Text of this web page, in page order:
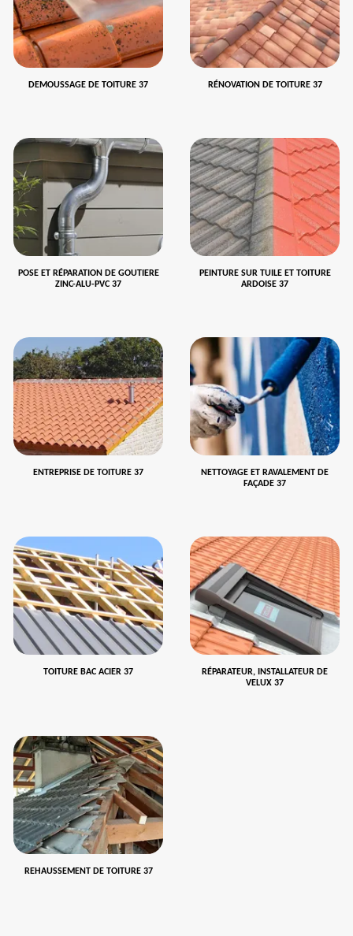
DEMOUSSAGE DE TOITURE 37 RÉNOVATION DE TOITURE 37
POSE ET RÉPARATION DE GOUTIERE
ZINC-ALU-PVC 37
PEINTURE SUR TUILE ET TOITURE
ARDOISE 37
ENTREPRISE DE TOITURE 37
NETTOYAGE ET RAVALEMENT DE
FAÇADE 37
TOITURE BAC ACIER 37
RÉPARATEUR, INSTALLATEUR DE
VELUX 37
REHAUSSEMENT DE TOITURE 37